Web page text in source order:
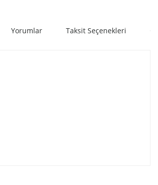
Yorumlar Taksit Seçenekleri